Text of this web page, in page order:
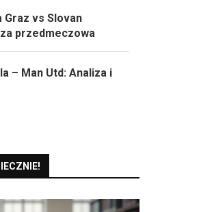
Graz vs Slovan
przedmeczowa
– Man Utd: Analiza i